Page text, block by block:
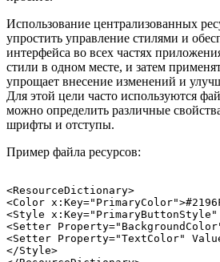
Использование централизованных
упростить управление стилями и
интерфейса во всех частях
стили в одном месте, и затем
упрощает внесение изменений и
Для этой цели часто используются
можно определить различные
шрифты и отступы.
Пример файла ресурсов:
<ResourceDictionary>
<Color
<Style x:Key="PrimaryButtonStyle"
<Setter
<Setter Property="TextColor"
</Style>